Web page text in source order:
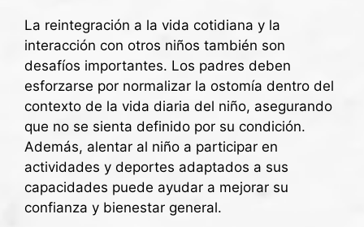
La reintegración a la vida cotidiana y la
interacción con otros niños también son
desafíos importantes. Los padres deben
esforzarse por normalizar la ostomía dentro del
contexto de la vida diaria del niño, asegurando
que no se sienta definido por su condición.
Además, alentar al niño a participar en
actividades y deportes adaptados a sus
capacidades puede ayudar a mejorar su
confianza y bienestar general.